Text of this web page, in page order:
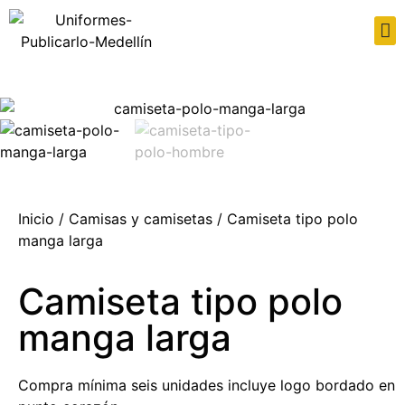
Inicio / Camisas y camisetas / Camiseta tipo polo
manga larga
Camiseta tipo polo
manga larga
Compra mínima seis unidades incluye logo bordado en